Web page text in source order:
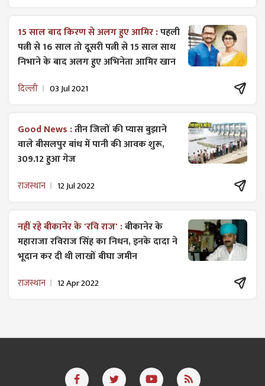
15 साल बाद किरण से अलग हुए आमिर :पहली
पत्नी से 16 साल तो दूसरी पत्नी से 15 साल साथ
निभाने के बाद अलग हुए अभिनेता आमिर खान
दिल्ली 03 Jul 2021
Good News :तीन जिलों की प्यास बुझाने
वाले बीसलपुर बांध में पानी की आवक शुरू,
309.12 हुआ गेज
राजस्थान 12 Jul 2022
नहीं रहे बीकानेर के 'रवि राज' :बीकानेर के
महाराजा रविराज सिंह का निधन, इनके दादा ने
भूदान कर दी थी लाखों बीघा जमीन
राजस्थान 12 Apr 2022